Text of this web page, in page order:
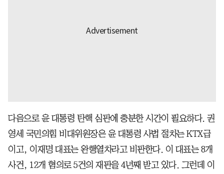
다음으로 윤 대통령 탄핵 심판에 충분한 시간이 필요하다. 권
영세 국민의힘 비대위원장은 윤 대통령 사법 절차는 KTX급
이고, 이재명 대표는 완행열차라고 비판한다. 이 대표는 8개
사건, 12개 혐의로 5건의 재판을 4년째 받고 있다. 그런데 이